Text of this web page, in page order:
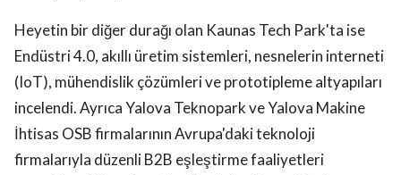
Heyetin bir diğer durağı olan Kaunas Tech Park'ta ise
Endüstri 4.0, akıllı üretim sistemleri, nesnelerin interneti
(IoT), mühendislik çözümleri ve prototipleme altyapıları
incelendi. Ayrıca Yalova Teknopark ve Yalova Makine
İhtisas OSB firmalarının Avrupa'daki teknoloji
firmalarıyla düzenli B2B eşleştirme faaliyetleri